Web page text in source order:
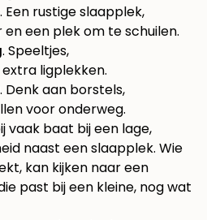
. Een rustige slaapplek,
een plek om te schuilen.
. Speeltjes,
ligplekken.
. Denk aan borstels,
voor onderweg.
vaak baat bij een lage,
naast een slaapplek. Wie
kan kijken naar een
past bij een kleine, nog wat